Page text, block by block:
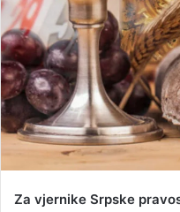
a
i
l
Za vjernike Srpske